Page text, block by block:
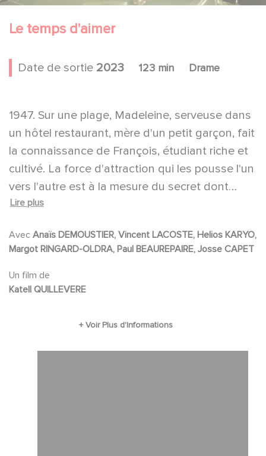
Le temps d'aimer
Date de sortie 2023 123 min Drame
1947. Sur une plage, Madeleine, serveuse dans
un hôtel restaurant, mère d'un petit garçon, fait
la connaissance de François, étudiant riche et
cultivé. La force d'attraction qui les pousse l'un
vers l'autre est à la mesure du secret dont
chacun est porteur. Si l'on sait ce que
ce jeune homme, on découvre avec le temps,
ce que François tente désespérément de fuir
en mêlant le destin de Madeleine au sien...
Lire plus
Avec
Margot RINGARD-OLDRA, Paul BEAUREPAIRE, Josse CAPET
Un film de
Katell QUILLEVERE